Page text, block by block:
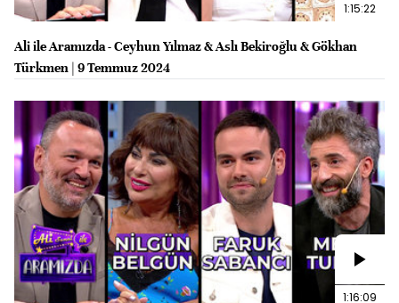
1:15:22
Ali ile Aramızda - Ceyhun Yılmaz & Aslı Bekiroğlu & Gökhan
Türkmen | 9 Temmuz 2024
1:16:09